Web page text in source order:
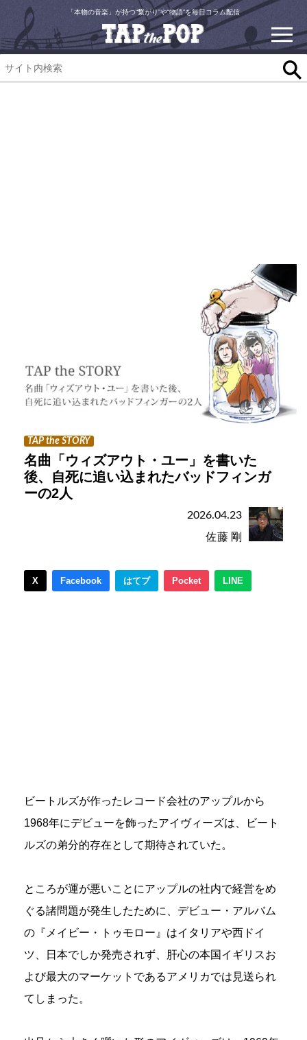
「本物の音楽」が持つ“繋がり”や“物語”を毎日コラム配信
TAP the STORY
名曲「ウィズアウト・ユー」を書いた
後、自死に追い込まれたバッドフィンガ
ーの2人
2026.04.23
佐藤 剛
X Facebook はてブ Pocket LINE
ビートルズが作ったレコード会社のアップルから
1968年にデビューを飾ったアイヴィーズは、ビート
ルズの弟分的存在として期待されていた。
ところが運が悪いことにアップルの社内で経営をめ
ぐる諸問題が発生したために、デビュー・アルバム
の『メイビー・トゥモロー』はイタリアや西ドイ
ツ、日本でしか発売されず、肝心の本国イギリスお
よび最大のマーケットであるアメリカでは見送られ
てしまった。